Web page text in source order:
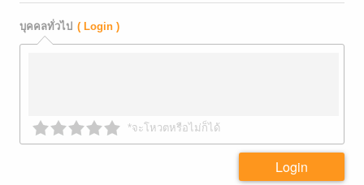
บุคคลทั่วไป ( Login )
*จะโหวตหรือไม่ก็ได้
Login